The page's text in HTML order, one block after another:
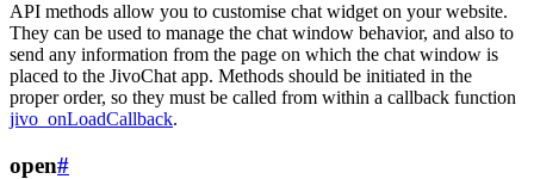
API methods allow you to customise chat widget on your website.
They can be used to manage the chat window behavior, and also to
send any information from the page on which the chat window is
placed to the JivoChat app. Methods should be initiated in the
proper order, so they must be called from within a callback function
jivo_onLoadCallback.
open#